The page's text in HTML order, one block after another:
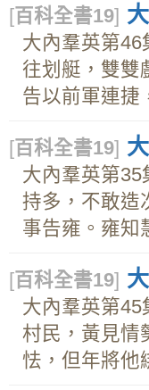
[百科全書19]
大內羣英第
往划艇，雙雙
告以前軍連捷
[百科全書19]
大內羣英第
持多，不敢造
事告雍。雍知
[百科全書19]
大內羣英第
村民，黃見情
怯，但年將他